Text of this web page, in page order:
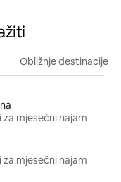
Obližnje destinacije
za mjesečni najam
za mjesečni najam